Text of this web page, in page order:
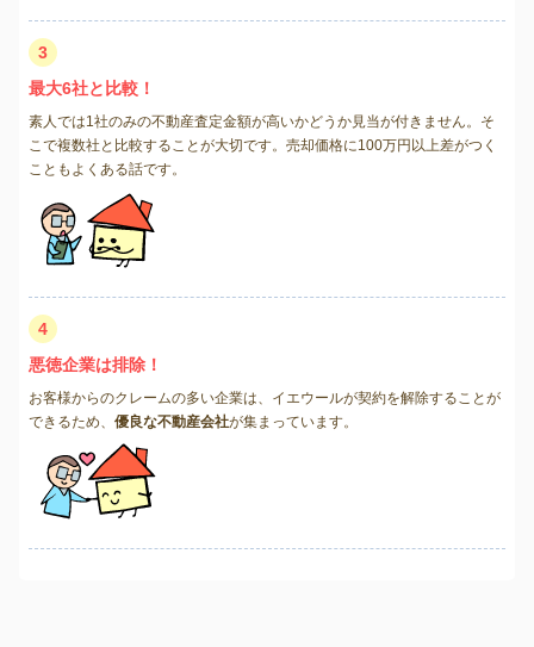
3
最大6社と比較！
素人では1社のみの不動産査定金額が高いかどうか見当が付きません。そ
こで複数社と比較することが大切です。売却価格に100万円以上差がつく
こともよくある話です。
4
悪徳企業は排除！
お客様からのクレームの多い企業は、イエウールが契約を解除することが
できるため、 優良な不動産会社が集まっています。